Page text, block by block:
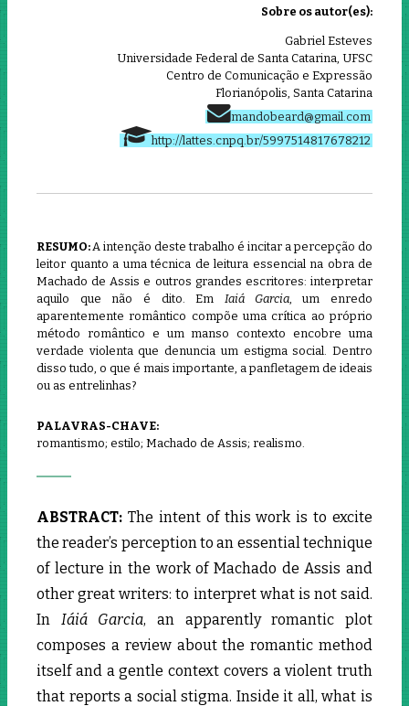
Sobre os autor(es):
Gabriel Esteves
Universidade Federal de Santa Catarina, UFSC
Centro de Comunicação e Expressão
Florianópolis, Santa Catarina
mandobeard@gmail.com
http://lattes.cnpq.br/5997514817678212
RESUMO: A intenção deste trabalho é incitar a percepção do
leitor quanto a uma técnica de leitura essencial na obra de
Machado de Assis e outros grandes escritores: interpretar
aquilo que não é dito. Em Iaiá Garcia, um enredo
aparentemente romântico compõe uma crítica ao próprio
método romântico e um manso contexto encobre uma
verdade violenta que denuncia um estigma social. Dentro
disso tudo, o que é mais importante, a panfletagem de ideais
ou as entrelinhas?
PALAVRAS-CHAVE:
romantismo; estilo; Machado de Assis; realismo.
ABSTRACT: The intent of this work is to excite
the reader’s perception to an essential technique
of lecture in the work of Machado de Assis and
other great writers: to interpret what is not said.
In ­ Iáiá Garcia, an apparently romantic plot
composes a review about the romantic method
itself and a gentle context covers a violent truth
that reports a social stigma. Inside it all, what is